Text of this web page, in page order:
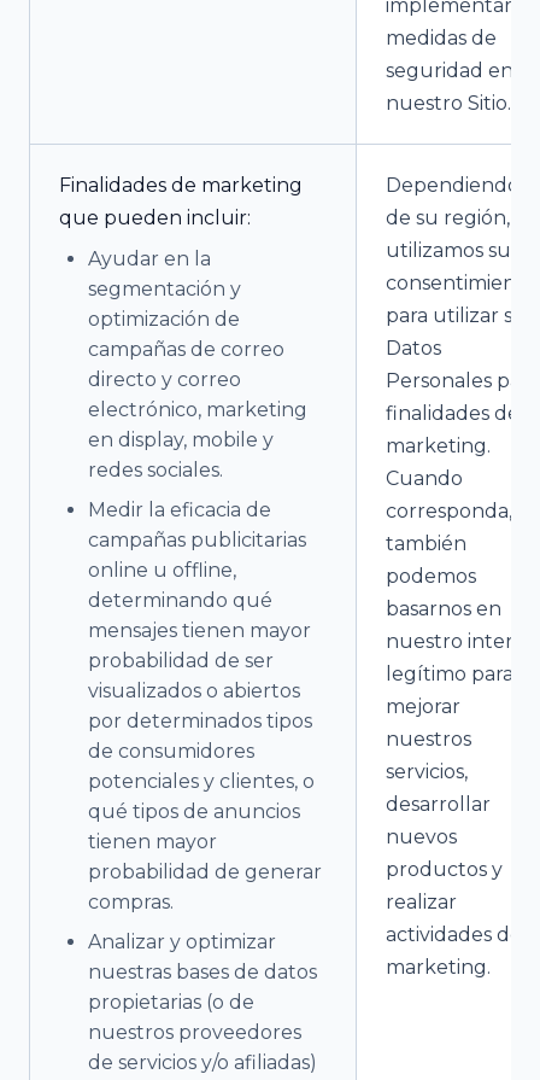
implementar
medidas de
seguridad en
nuestro Sitio.
Finalidades de marketing
que pueden incluir:
Ayudar en la
segmentación y
optimización de
campañas de correo
directo y correo
electrónico, marketing
en display, mobile y
redes sociales.
Medir la eficacia de
campañas publicitarias
online u offline,
determinando qué
mensajes tienen mayor
probabilidad de ser
visualizados o abiertos
por determinados tipos
de consumidores
potenciales y clientes, o
qué tipos de anuncios
tienen mayor
probabilidad de generar
compras.
Analizar y optimizar
nuestras bases de datos
propietarias (o de
nuestros proveedores
de servicios y/o afiliadas)
Dependiendo
de su región,
utilizamos su
consentimiento
para utilizar sus
Datos
Personales para
finalidades de
marketing.
Cuando
corresponda,
también
podemos
basarnos en
nuestro interés
legítimo para
mejorar
nuestros
servicios,
desarrollar
nuevos
productos y
realizar
actividades de
marketing.